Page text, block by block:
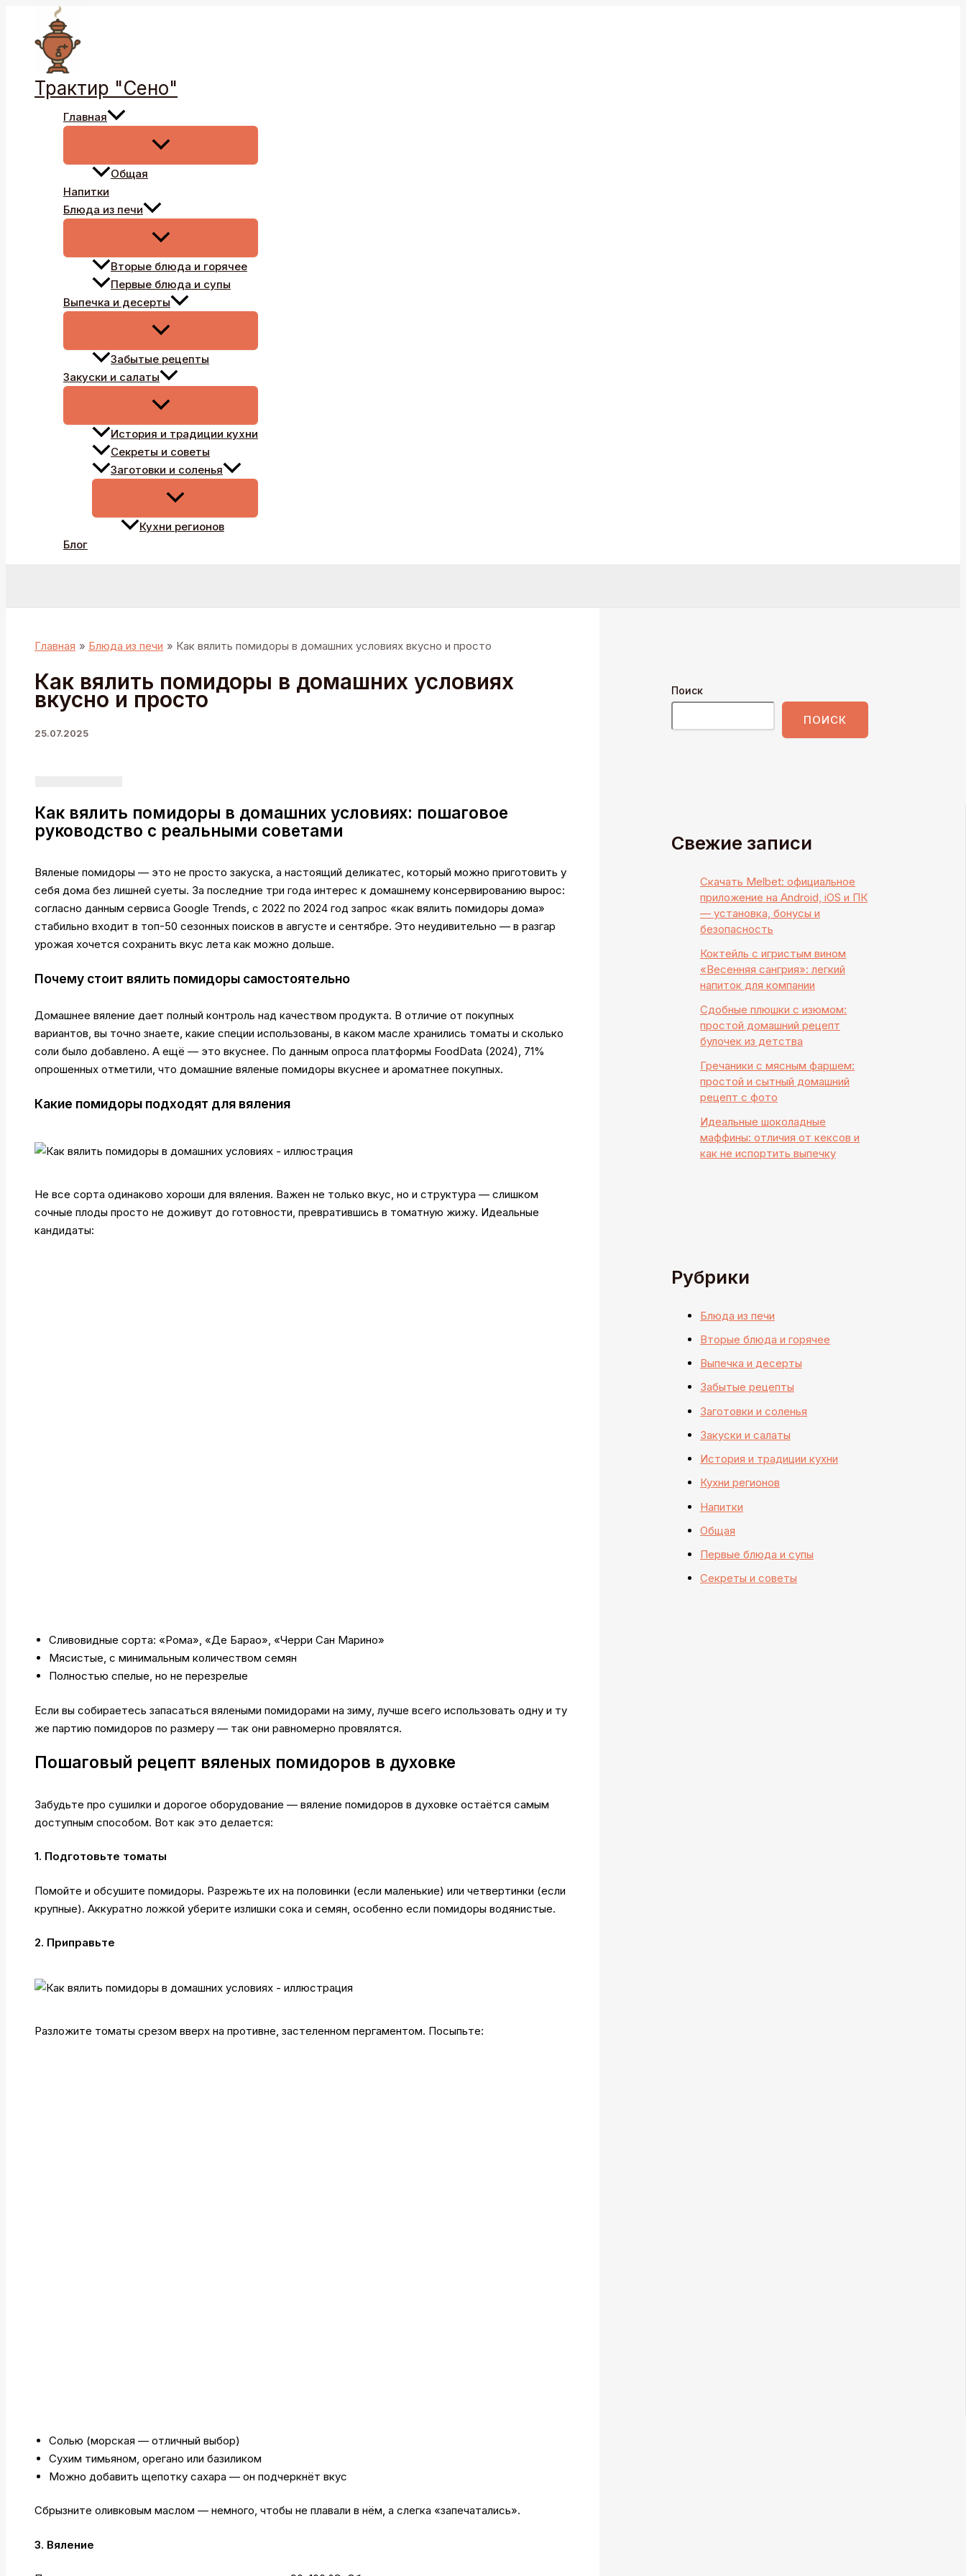
содержимому
Трактир "Сено"
Главная
Общая
Напитки
Блюда из печи
Вторые блюда и горячее
Первые блюда и супы
Выпечка и десерты
Забытые рецепты
Закуски и салаты
История и традиции кухни
Секреты и советы
Заготовки и соленья
Кухни регионов
Блог
Главная Блюда из печи Как вялить помидоры в домашних условиях вкусно и просто
Как вялить помидоры в домашних условиях
вкусно и просто
25.07.2025
Как вялить помидоры в домашних условиях: пошаговое
руководство с реальными советами
Вяленые помидоры — это не просто закуска, а настоящий деликатес, который можно приготовить у
себя дома без лишней суеты. За последние три года интерес к домашнему консервированию вырос:
согласно данным сервиса Google Trends, с 2022 по 2024 год запрос «как вялить помидоры дома»
стабильно входит в топ-50 сезонных поисков в августе и сентябре. Это неудивительно — в разгар
урожая хочется сохранить вкус лета как можно дольше.
Почему стоит вялить помидоры самостоятельно
Домашнее вяление дает полный контроль над качеством продукта. В отличие от покупных
вариантов, вы точно знаете, какие специи использованы, в каком масле хранились томаты и сколько
соли было добавлено. А ещё — это вкуснее. По данным опроса платформы FoodData (2024), 71%
опрошенных отметили, что домашние вяленые помидоры вкуснее и ароматнее покупных.
Какие помидоры подходят для вяления
Не все сорта одинаково хороши для вяления. Важен не только вкус, но и структура — слишком
сочные плоды просто не доживут до готовности, превратившись в томатную жижу. Идеальные
кандидаты:
Сливовидные сорта: «Рома», «Де Барао», «Черри Сан Марино»
Мясистые, с минимальным количеством семян
Полностью спелые, но не перезрелые
Если вы собираетесь запасаться вялеными помидорами на зиму, лучше всего использовать одну и ту
же партию помидоров по размеру — так они равномерно провялятся.
Пошаговый рецепт вяленых помидоров в духовке
Забудьте про сушилки и дорогое оборудование — вяление помидоров в духовке остаётся самым
доступным способом. Вот как это делается:
1. Подготовьте томаты
Помойте и обсушите помидоры. Разрежьте их на половинки (если маленькие) или четвертинки (если
крупные). Аккуратно ложкой уберите излишки сока и семян, особенно если помидоры водянистые.
2. Приправьте
Разложите томаты срезом вверх на противне, застеленном пергаментом. Посыпьте:
Солью (морская — отличный выбор)
Сухим тимьяном, орегано или базиликом
Можно добавить щепотку сахара — он подчеркнёт вкус
Сбрызните оливковым маслом — немного, чтобы не плавали в нём, а слегка «запечатались».
3. Вяление
Поиск
ПОИСК
Свежие записи
Скачать Melbet: официальное
приложение на Android, iOS и ПК
— установка, бонусы и
безопасность
Коктейль с игристым вином
«Весенняя сангрия»: легкий
напиток для компании
Сдобные плюшки с изюмом:
простой домашний рецепт
булочек из детства
Гречаники с мясным фаршем:
простой и сытный домашний
рецепт с фото
Идеальные шоколадные
маффины: отличия от кексов и
как не испортить выпечку
Рубрики
Блюда из печи
Вторые блюда и горячее
Выпечка и десерты
Забытые рецепты
Заготовки и соленья
Закуски и салаты
История и традиции кухни
Кухни регионов
Напитки
Общая
Первые блюда и супы
Секреты и советы